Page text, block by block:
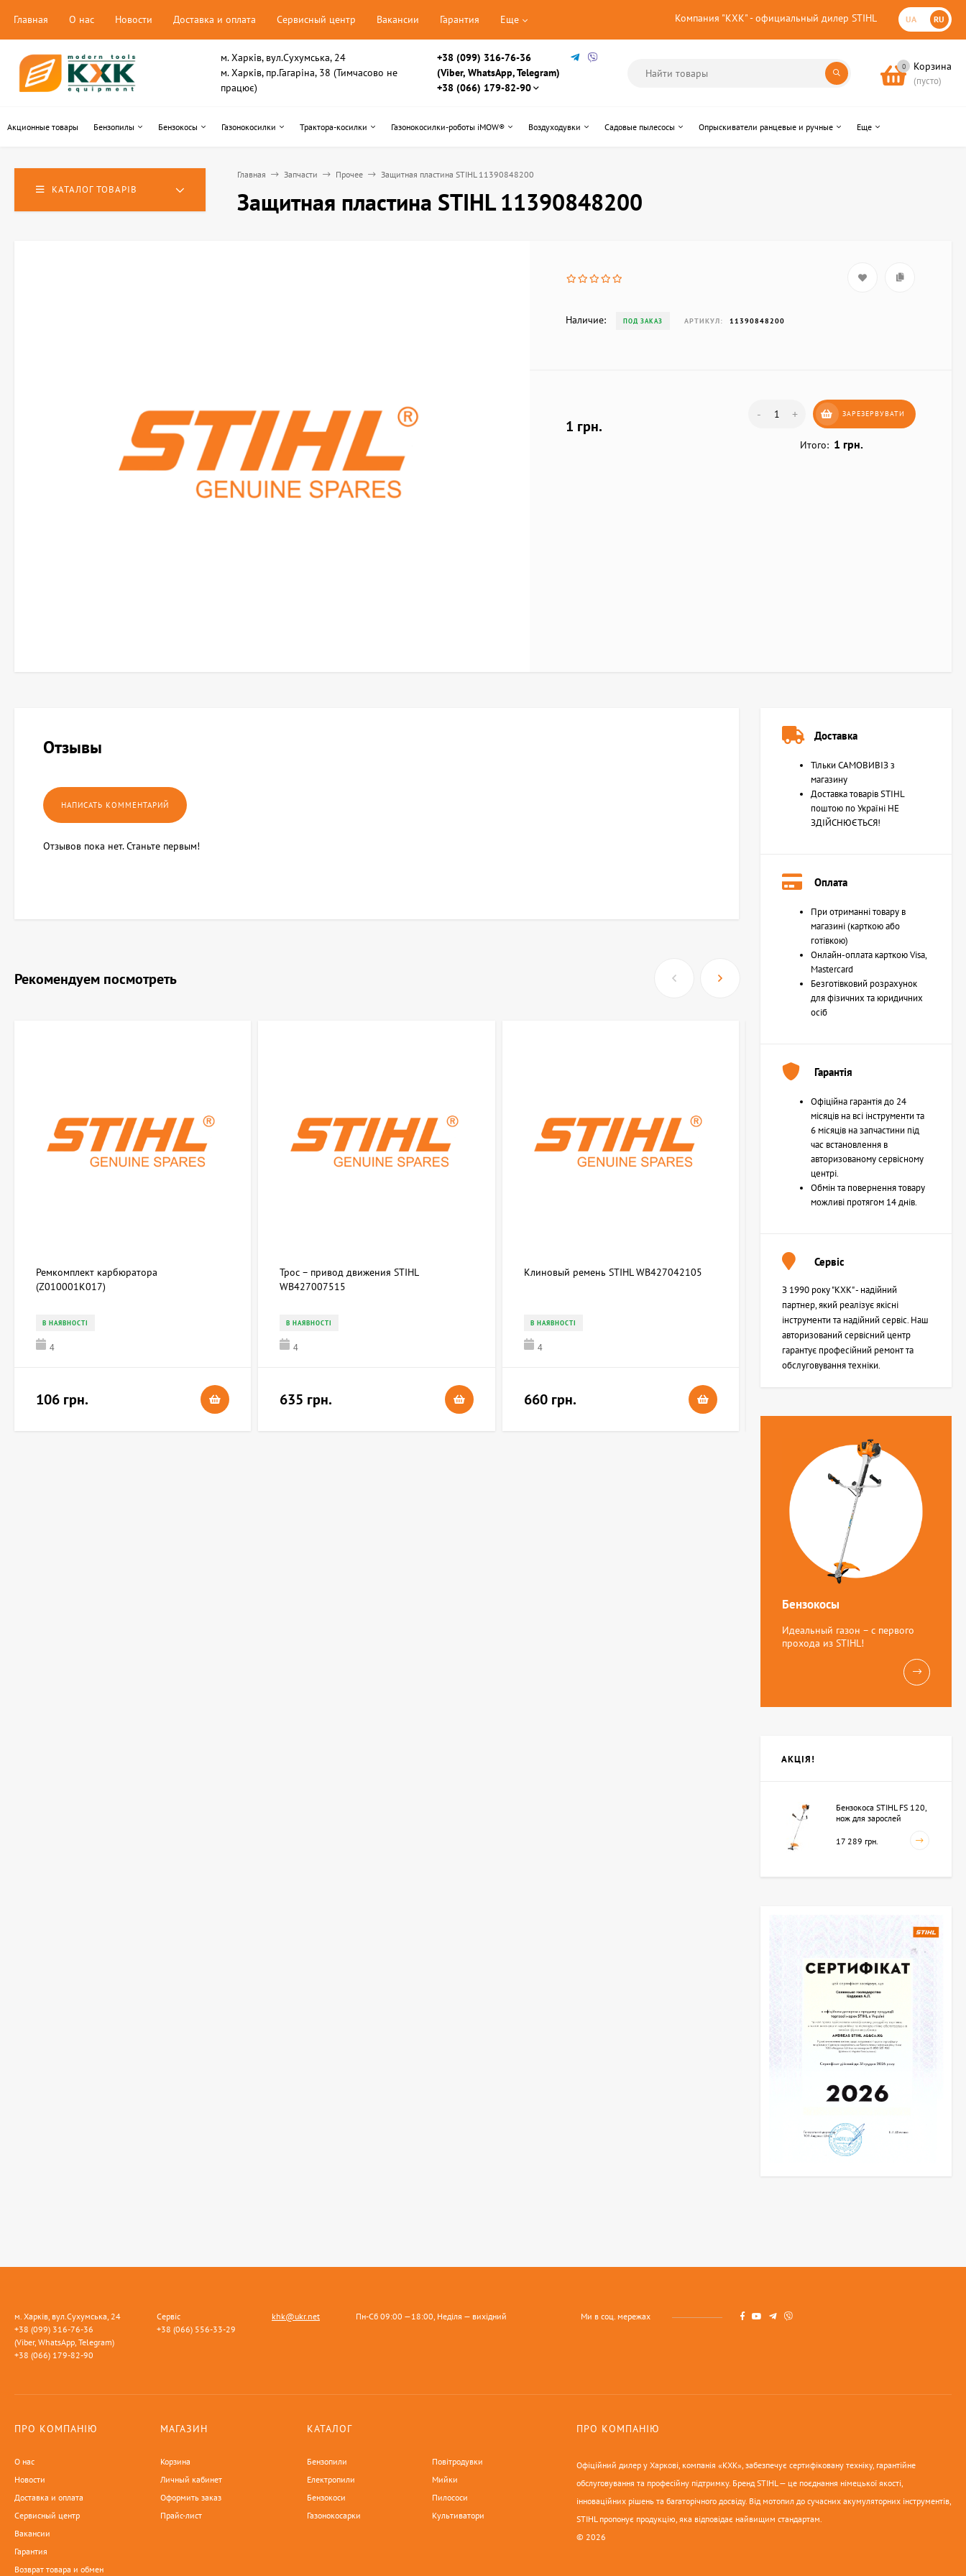
Компания "КХК" - официальный дилер STIHL UA RU
Главная О нас Новости Доставка и оплата Сервисный центр Вакансии Гарантия Еще
м. Харків, вул.Сухумська, 24
м. Харків, пр.Гагаріна, 38 (Тимчасово не
працює)
+38 (099) 316-76-36
(Viber, WhatsApp, Telegram)
+38 (066) 179-82-90
0 Корзина
(пусто)
Акционные товары Бензопилы Бензокосы Газонокосилки Трактора-косилки Газонокосилки-роботы iMOW® Воздуходувки Садовые пылесосы Опрыскиватели ранцевые и ручные Еще
КАТАЛОГ ТОВАРІВ
Главная Запчасти Прочее Защитная пластина STIHL 11390848200
Защитная пластина STIHL 11390848200
Наличие: ПОД ЗАКАЗ АРТИКУЛ: 11390848200
1 грн.
- + ЗАРЕЗЕРВУВАТИ
Итого: 1 грн.
Отзывы
Отзывов пока нет. Станьте первым!
Рекомендуем посмотреть
Ремкомплект карбюратора
(Z010001K017)
В НАЯВНОСТІ
4
106 грн.
Трос – привод движения STIHL
WB427007515
В НАЯВНОСТІ
4
635 грн.
Клиновый ремень STIHL WB427042105
В НАЯВНОСТІ
4
660 грн.
Возвратная пружина STIHL (Z000013Z000)
В НАЯВНОСТІ
4
Доставка
Тільки САМОВИВІЗ з
магазину
Доставка товарів STIHL
поштою по Україні НЕ
ЗДІЙСНЮЄТЬСЯ!
Оплата
При отриманні товару в
магазині (карткою або
готівкою)
Онлайн-оплата карткою Visa,
Mastercard
Безготівковий розрахунок
для фізичних та юридичних
осіб
Гарантія
Офіційна гарантія до 24
місяців на всі інструменти та
6 місяців на запчастини під
час встановлення в
авторизованому сервісному
центрі.
Обмін та повернення товару
можливі протягом 14 днів.
Сервіс
З 1990 року "КХК" - надійний
партнер, який реалізує якісні
інструменти та надійний сервіс. Наш
авторизований сервісний центр
гарантує професійний ремонт та
обслуговування техніки.
Бензокосы
Идеальный газон – с первого
прохода из STIHL!
АКЦІЯ!
Бензокоса STIHL FS 120,
нож для зарослей
17 289 грн.
м. Харків, вул.Сухумська, 24
+38 (099) 316-76-36
(Viber, WhatsApp, Telegram)
+38 (066) 179-82-90
Сервіс
+38 (066) 556-33-29
khk@ukr.net Пн-Сб 09:00 —18:00, Неділя — вихідний Ми в соц. мережах
ПРО КОМПАНІЮ
О нас
Новости
Доставка и оплата
Сервисный центр
Вакансии
Гарантия
Возврат товара и обмен
МАГАЗИН
Корзина
Личный кабинет
Оформить заказ
Прайс-лист
КАТАЛОГ
Бензопили
Електропили
Бензокоси
Газонокосарки
Повітродувки
Мийки
Пилососи
Культиватори
ПРО КОМПАНІЮ
Офіційний дилер у Харкові, компанія «КХК», забезпечує сертифіковану техніку, гарантійне
обслуговування та професійну підтримку. Бренд STIHL — це поєднання німецької якості,
інноваційних рішень та багаторічного досвіду. Від мотопил до сучасних акумуляторних інструментів,
STIHL пропонує продукцію, яка відповідає найвищим стандартам.
© 2026